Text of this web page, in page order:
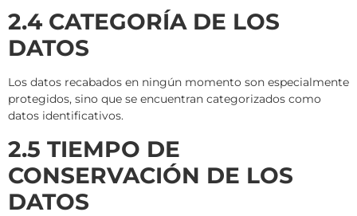
2.4 CATEGORÍA DE LOS
DATOS
Los datos recabados en ningún momento son especialmente
protegidos, sino que se encuentran categorizados como
datos identificativos.
2.5 TIEMPO DE
CONSERVACIÓN DE LOS
DATOS